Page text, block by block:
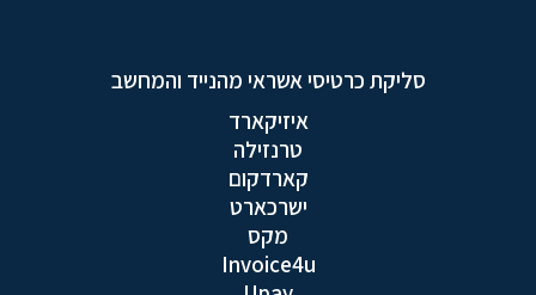
סליקת כרטיסי אשראי מהנייד והמחשב
איזיקארד
טרנזילה
קארדקום
ישרכארט
מקס
Invoice4u